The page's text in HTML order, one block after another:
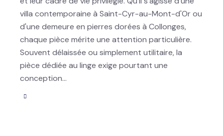
villa contemporaine à Saint-Cyr-au-Mont-d'Or ou
d'une demeure en pierres dorées à Collonges,
chaque pièce mérite une attention particulière.
Souvent délaissée ou simplement utilitaire, la
pièce dédiée au linge exige pourtant une
conception…